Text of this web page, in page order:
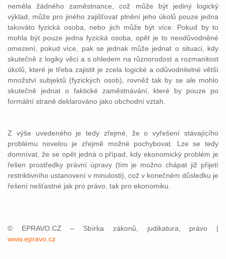
neměla žádného zaměstnance, což může být jediný logický
výklad, může pro jiného zajišťovat plnění jeho úkolů pouze jedna
takováto fyzická osoba, nebo jich může být více. Pokud by to
mohla být pouze jedna fyzická osoba, opět je to neodůvodněné
omezení, pokud více, pak se jednak může jednat o situaci, kdy
skutečně z logiky věci a s ohledem na různorodost a rozmanitost
úkolů, které je třeba zajistit je zcela logické a odůvodnitelné větší
množství subjektů (fyzických osob), rovněž tak by se ale mohlo
skutečně jednat o faktické zaměstnávání, které by pouze po
formální straně deklarováno jako obchodní vztah.
Z výše uvedeného je tedy zřejmé, že o vyřešení stávajícího
problému novelou je zřejmě možné pochybovat. Lze se tedy
domnívat, že se opět jedná o případ, kdy ekonomický problém je
řešen prostředky právní úpravy (tím je možno chápat již přijetí
restriktivního ustanovení v minulosti), což v konečném důsledku je
řešení nešťastné jak pro právo, tak pro ekonomiku.
© EPRAVO.CZ – Sbírka zákonů, judikatura, právo |
www.epravo.cz